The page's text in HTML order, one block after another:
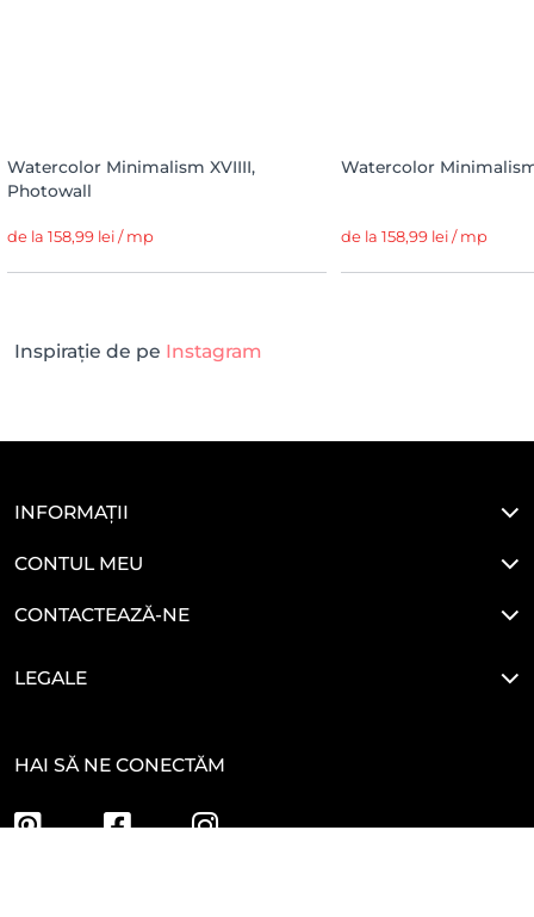
Watercolor Minimalism XVIIII,
Photowall
de la 158,99 lei / mp
Watercolor
de la 158,99 lei / mp
Inspirație de pe Instagram
INFORMAȚII
CONTUL MEU
CONTACTEAZĂ-NE
LEGALE
HAI SĂ NE CONECTĂM